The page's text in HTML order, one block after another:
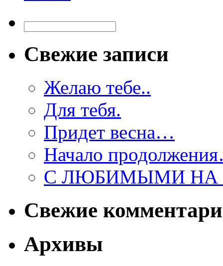
Свежие записи
Желаю тебе..
Для тебя.
Придет весна…
Начало
С ЛЮБИМЫМИ НА
Свежие
Архивы